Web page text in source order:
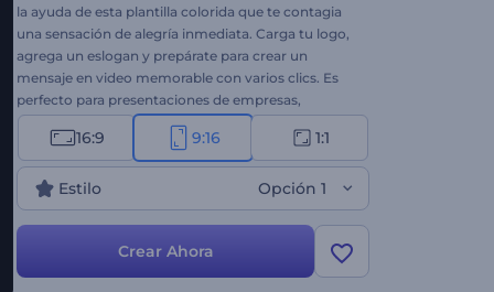
la ayuda de esta plantilla colorida que te contagia
una sensación de alegría inmediata. Carga tu logo,
agrega un eslogan y prepárate para crear un
mensaje en video memorable con varios clics. Es
perfecto para presentaciones de empresas,
aperturas de presentaciones, introducciones de
canales de YouTube y mucho más. Tómate tu
tiempo para llamar la atención del público con una
introducción cautivadora de tus proyectos. ¡Pruéba
esta plantilla hoy!
16:9 9:16 1:1
Estilo Opción 1
Crear Ahora